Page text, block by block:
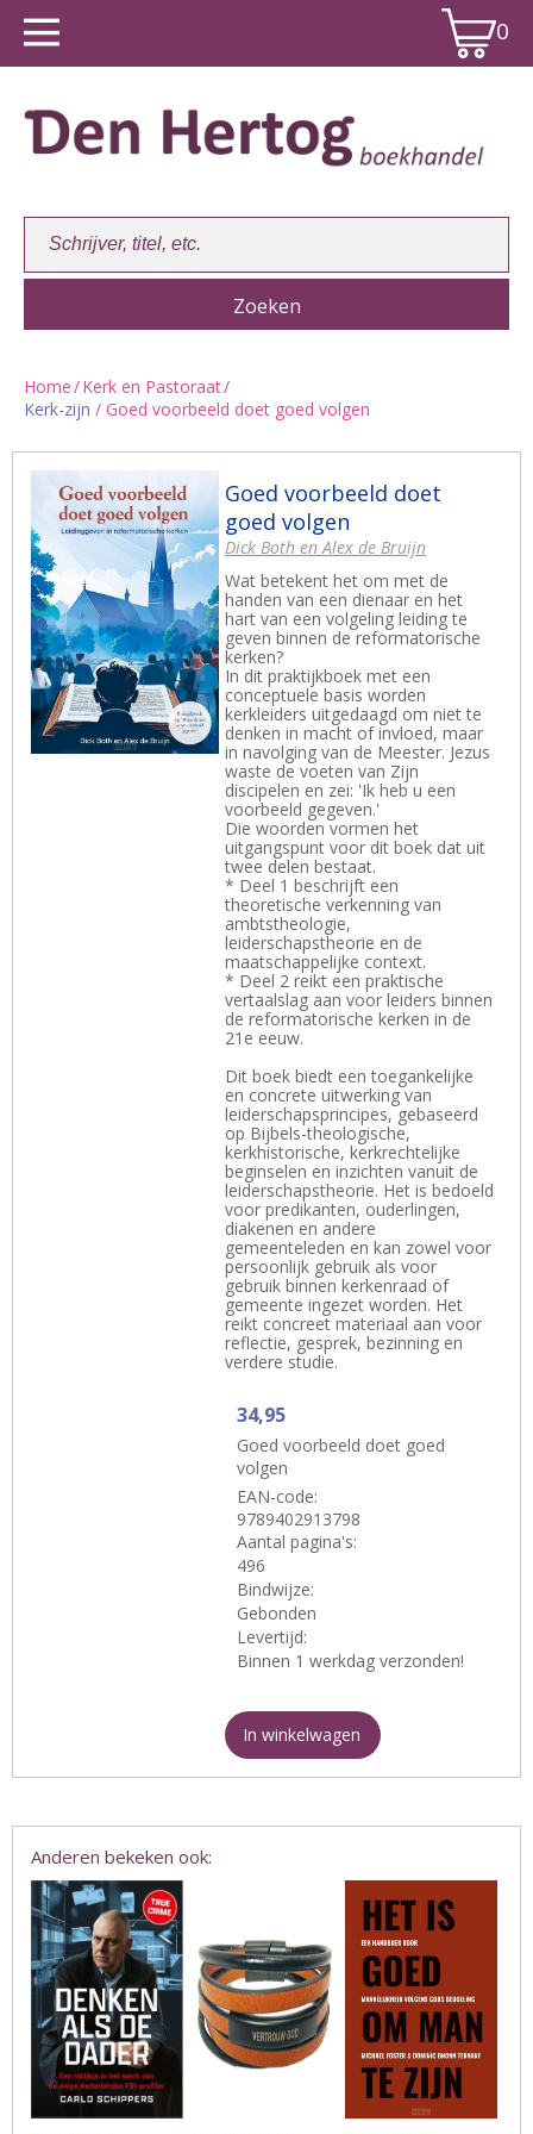
0
Home/Kerk en Pastoraat/
Kerk-zijn / Goed voorbeeld doet goed volgen
Goed voorbeeld doet
goed volgen
Dick Both en Alex de Bruijn
Wat betekent het om met de
handen van een dienaar en het
hart van een volgeling leiding te
geven binnen de reformatorische
kerken?
In dit praktijkboek met een
conceptuele basis worden
kerkleiders uitgedaagd om niet te
denken in macht of invloed, maar
in navolging van de Meester. Jezus
waste de voeten van Zijn
discipelen en zei: 'Ik heb u een
voorbeeld gegeven.'
Die woorden vormen het
uitgangspunt voor dit boek dat uit
twee delen bestaat.
* Deel 1 beschrijft een
theoretische verkenning van
ambtstheologie,
leiderschapstheorie en de
maatschappelijke context.
* Deel 2 reikt een praktische
vertaalslag aan voor leiders binnen
de reformatorische kerken in de
21e eeuw.
Dit boek biedt een toegankelijke
en concrete uitwerking van
leiderschapsprincipes, gebaseerd
op Bijbels-theologische,
kerkhistorische, kerkrechtelijke
beginselen en inzichten vanuit de
leiderschapstheorie. Het is bedoeld
voor predikanten, ouderlingen,
diakenen en andere
gemeenteleden en kan zowel voor
persoonlijk gebruik als voor
gebruik binnen kerkenraad of
gemeente ingezet worden. Het
reikt concreet materiaal aan voor
reflectie, gesprek, bezinning en
verdere studie.
34,95
Goed voorbeeld doet goed
volgen
EAN-code:
9789402913798
Aantal pagina's:
496
Bindwijze:
Gebonden
Levertijd:
Binnen 1 werkdag verzonden!
In winkelwagen
Anderen bekeken ook: